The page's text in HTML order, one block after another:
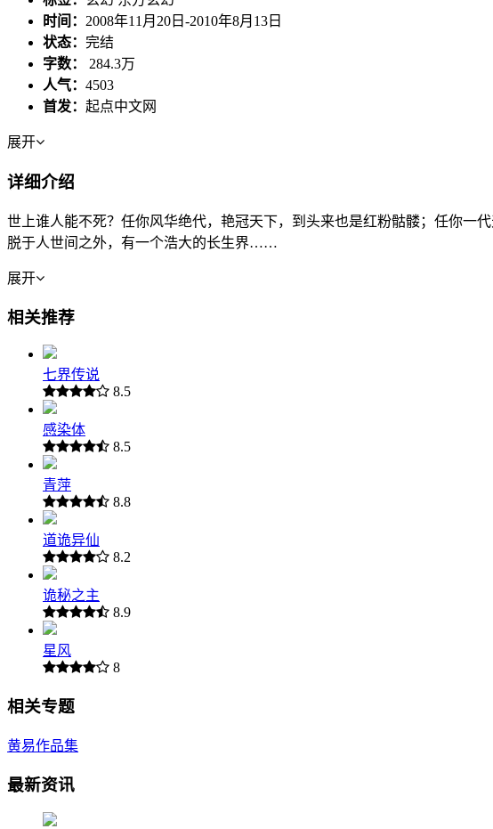
时间： 2008年11月20日-2010年8月13日
状态： 完结
字数： 284.3万
人气： 4503
首发： 起点中文网
展开
详细介绍
世上谁人能不死？任你风华绝代，艳冠天下，到头来也是红粉骷髅；任你一
脱于人世间之外，有一个浩大的长生界……
展开
相关推荐
七界传说
8.5
感染体
8.5
青萍
8.8
道诡异仙
8.2
诡秘之主
8.9
星风
8
相关专题
黄易作品集
最新资讯